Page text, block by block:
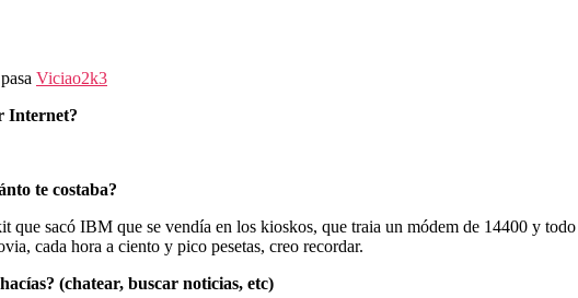
Viciao2k3
Internet?
te costaba?
que sacó IBM que se vendía en los kioskos, que traia un módem de 14400 y
cada hora a ciento y pico pesetas, creo recordar.
(chatear, buscar noticias, etc)